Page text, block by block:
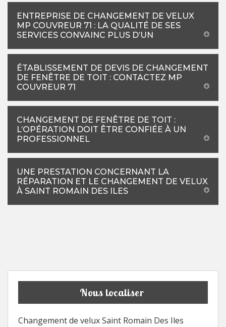
ENTREPRISE DE CHANGEMENT DE VELUX
MP COUVREUR 71 : LA QUALITÉ DE SES
SERVICES CONVAINC PLUS D’UN
ÉTABLISSEMENT DE DEVIS DE CHANGEMENT
DE FENÊTRE DE TOIT : CONTACTEZ MP
COUVREUR 71
CHANGEMENT DE FENÊTRE DE TOIT :
L’OPÉRATION DOIT ÊTRE CONFIÉE À UN
PROFESSIONNEL
UNE PRESTATION CONCERNANT LA
RÉPARATION ET LE CHANGEMENT DE VELUX
À SAINT ROMAIN DES ILES
Nous localiser
Changement de velux Saint Romain Des Iles